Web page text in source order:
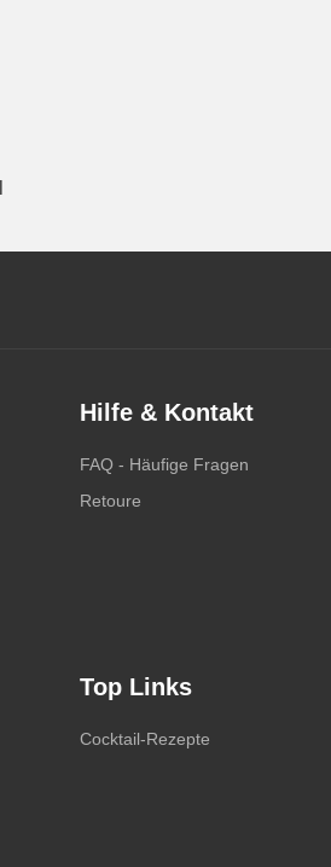
Hilfe & Kontakt
FAQ - Häufige Fragen
Retoure
Top Links
Cocktail-Rezepte